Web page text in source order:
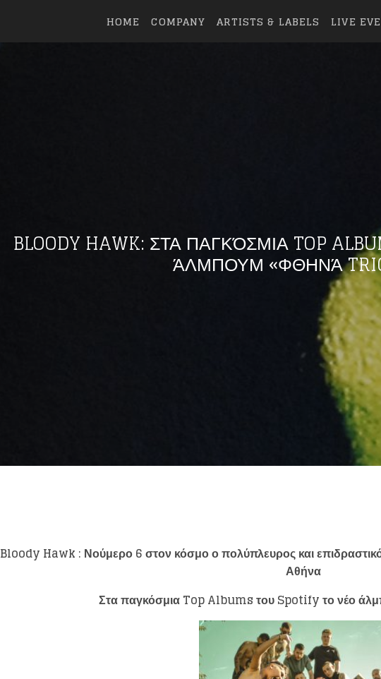
HOME COMPANY ARTISTS & LABELS LIVE
BLOODY HAWK: ΣΤΑ ΠΑΓΚΌΣΜΙΑ TOP
ΆΛΜΠΟΥΜ «ΦΘΗΝΆ
Bloody Hawk : Νούμερο 6 στον κόσμο ο πολύπλευρος και
Αθήνα
Στα παγκόσμιαTopAlbumsτουSpotifyτο νέο
Like being first?